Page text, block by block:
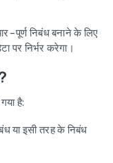
पूर्ण निबंध बनाने के लिए
पर निर्भर करेगा।
है:
या इसी तरह के निबंध